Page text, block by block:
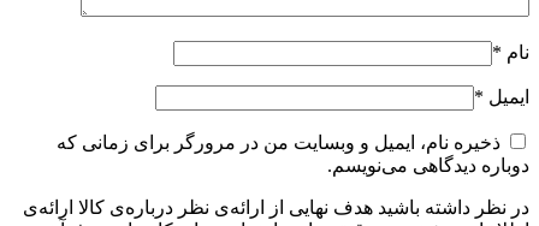
نام *
ایمیل *
ذخیره نام، ایمیل و وبسایت من در مرورگر برای زمانی که
دوباره دیدگاهی می‌نویسم.
در نظر داشته باشید هدف نهایی از ارائه‌ی نظر درباره‌ی کالا ارائه‌ی